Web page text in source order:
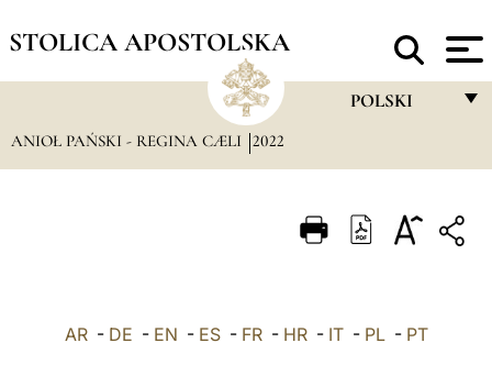
STOLICA APOSTOLSKA
POLSKI
ITALIANO
ANIOŁ PAŃSKI - REGINA CÆLI 2022
AR- DE - EN - ES- FR- HR- IT- PL- PT